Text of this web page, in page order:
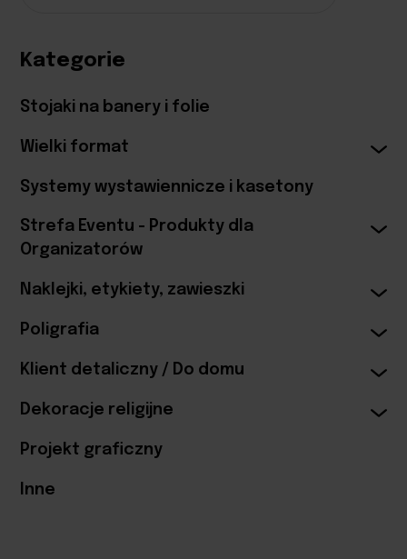
Kategorie
Stojaki na banery i folie
Wielki format
Systemy wystawiennicze i kasetony
Strefa Eventu - Produkty dla
Organizatorów
Naklejki, etykiety, zawieszki
Poligrafia
Klient detaliczny / Do domu
Dekoracje religijne
Projekt graficzny
Inne